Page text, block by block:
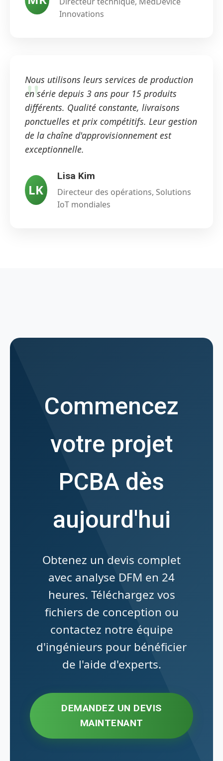
Innovations
Nous utilisons leurs services de production
en série depuis 3 ans pour 15 produits
différents. Qualité constante, livraisons
ponctuelles et prix compétitifs. Leur gestion
de la chaîne d'approvisionnement est
exceptionnelle.
LK
Lisa Kim
Directeur des opérations, Solutions
IoT mondiales
Commencez
votre projet
PCBA dès
aujourd'hui
Obtenez un devis complet
avec analyse DFM en 24
heures. Téléchargez vos
fichiers de conception ou
contactez notre équipe
d'ingénieurs pour bénéficier
de l'aide d'experts.
DEMANDEZ UN DEVIS
MAINTENANT